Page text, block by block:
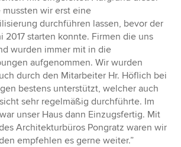
mussten wir erst eine
durchführen lassen, bevor der
2017 starten konnte. Firmen die uns
wurden immer mit in die
aufgenommen. Wir wurden
durch den Mitarbeiter Hr. Höflich bei
bestens unterstützt, welcher auch
sehr regelmäßig durchführte. Im
unser Haus dann Einzugsfertig. Mit
Architekturbüros Pongratz waren wir
empfehlen es gerne weiter.”